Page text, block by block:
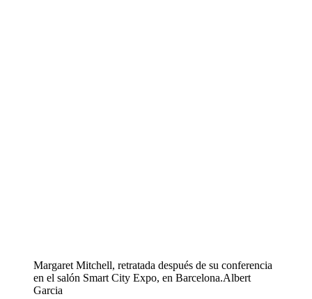
Margaret Mitchell, retratada después de su conferencia
en el salón Smart City Expo, en Barcelona.Albert
Garcia